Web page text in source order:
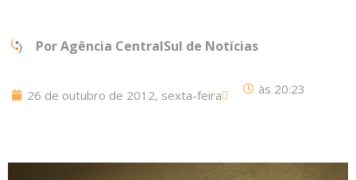
PorAgência CentralSul de Notícias
26 de outubro de 2012, sexta-feira às 20:23